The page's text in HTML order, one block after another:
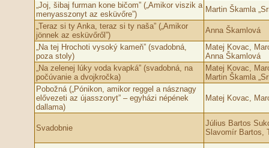
„Joj, šibaj furman kone bičom” („Amikor viszik a
menyasszonyt az esküvőre”)
Martin Škamla
„Teraz si ty Anka, teraz si ty naša” („Amikor
jönnek az esküvőről”)
Anna Škamlová
„Na tej Hrochoti vysoký kameň” (svadobná,
poza stoly)
Matej Kovac,
Anna Škamlová
„Na zelenej lúky voda kvapká” (svadobná, na
počúvanie a dvojkročka)
Matej Kovac,
Martin Škamla
Pobožná („Pónikon, amikor reggel a násznagy
elővezeti az újasszonyt” – egyházi népének
dallama)
Matej Kovac,
Svadobnie
Július Bartos
Slavomír Bartos,